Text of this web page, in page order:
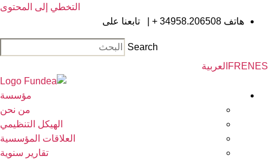
التخطي إلى المحتوى
هاتف34958.206508 +
| تابعنا على
Search
EN
FRالعربية
مؤسسة
من نحن
الهيكل التنظيمي
العلاقات المؤسسية
تقارير سنوية